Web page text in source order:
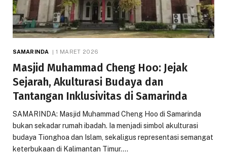
SAMARINDA 1 MARET 2026
Masjid Muhammad Cheng Hoo: Jejak
Sejarah, Akulturasi Budaya dan
Tantangan Inklusivitas di Samarinda
SAMARINDA: Masjid Muhammad Cheng Hoo di Samarinda
bukan sekadar rumah ibadah. Ia menjadi simbol akulturasi
budaya Tionghoa dan Islam, sekaligus representasi semangat
keterbukaan di Kalimantan Timur.…